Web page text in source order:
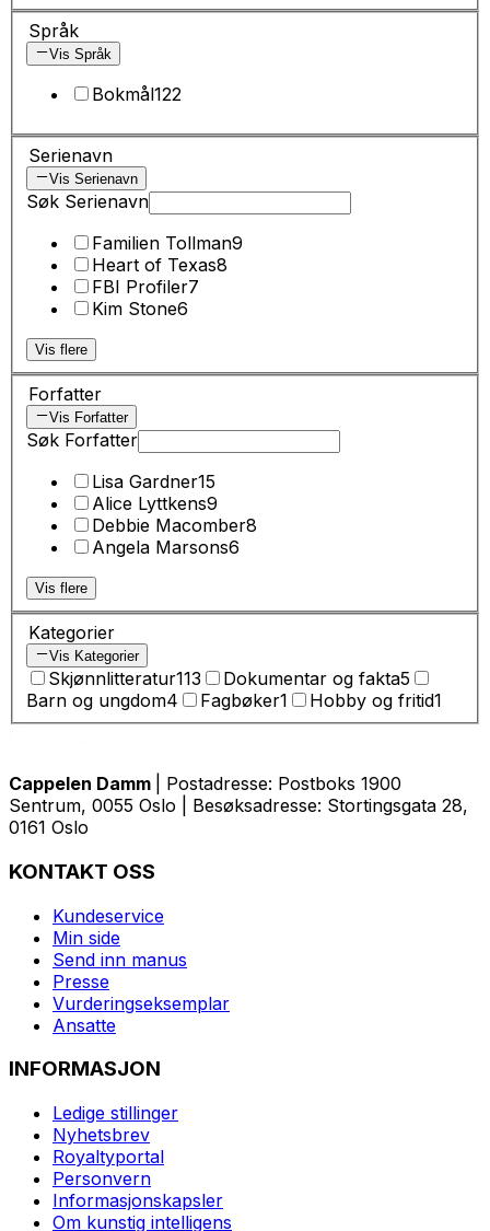
Språk
Vis Språk
Bokmål122
Serienavn
Vis Serienavn
Søk Serienavn
Familien Tollman9
Heart of Texas8
FBI Profiler7
Kim Stone6
Vis flere
Forfatter
Vis Forfatter
Søk Forfatter
Lisa Gardner15
Alice Lyttkens9
Debbie Macomber8
Angela Marsons6
Vis flere
Kategorier
Vis Kategorier
Skjønnlitteratur113 Dokumentar og fakta5
Barn og ungdom4 Fagbøker1 Hobby og fritid1
Cappelen Damm
| Postadresse: Postboks 1900
Sentrum, 0055 Oslo | Besøksadresse: Stortingsgata 28,
0161 Oslo
KONTAKT OSS
Kundeservice
Min side
Send inn manus
Presse
Vurderingseksemplar
Ansatte
INFORMASJON
Ledige stillinger
Nyhetsbrev
Royaltyportal
Personvern
Informasjonskapsler
Om kunstig intelligens